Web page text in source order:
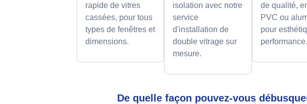
rapide de vitres
cassées, pour tous
types de fenêtres et
dimensions.
isolation avec notre
service
d'installation de
double vitrage sur
mesure.
de qualité,
PVC ou
pour
performance.
De quelle façon pouvez-vous